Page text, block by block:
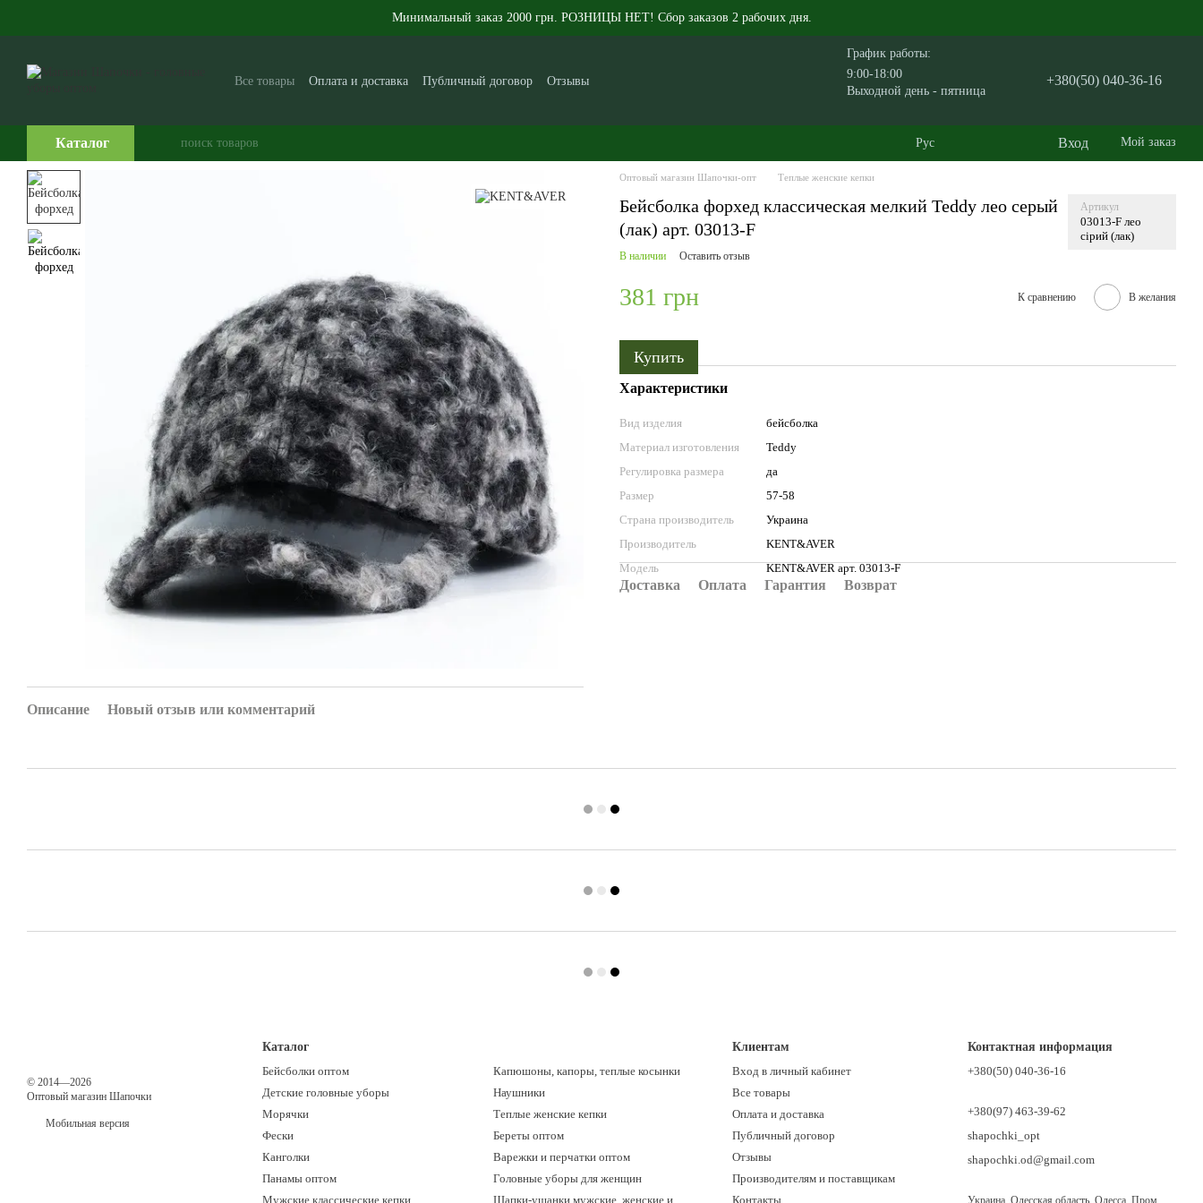
Минимальный заказ 2000 грн. РОЗНИЦЫ НЕТ! Сбор заказов 2 рабочих дня.
Все товары Оплата и доставка Публичный договор
Отзывы
График работы:
9:00-18:00
Выходной день - пятница
+380(50) 040-36-16
Каталог Рус Вход Мой заказ
Описание Новый отзыв или комментарий
Оптовый магазин Шапочки-опт Теплые женские кепки
Бейсболка форхед классическая мелкий Teddy лео серый
(лак) арт. 03013-F
Артикул
03013-F лео
сірий (лак)
В наличии Оставить отзыв
381 грн К сравнению В желания
Купить
Характеристики
Вид изделия
бейсболка
Материал изготовления
Teddy
Регулировка размера
да
Размер
57-58
Страна производитель
Украина
Производитель
KENT&AVER
Модель
KENT&AVER арт. 03013-F
Доставка Оплата Гарантия Возврат
© 2014—2026
Оптовый магазин Шапочки
Мобильная версия
Каталог
Бейсболки оптом
Детские головные уборы
Морячки
Фески
Канголки
Панамы оптом
Мужские классические кепки
Капюшоны, капоры, теплые косынки
Наушники
Теплые женские кепки
Береты оптом
Варежки и перчатки оптом
Головные уборы для женщин
Шапки-ушанки мужские, женские и
Клиентам
Вход в личный кабинет
Все товары
Оплата и доставка
Публичный договор
Отзывы
Производителям и поставщикам
Контакты
Контактная информация
+380(50) 040-36-16
+380(97) 463-39-62
shapochki_opt
shapochki.od@gmail.com
Украина, Одесская область, Одесса, Пром.